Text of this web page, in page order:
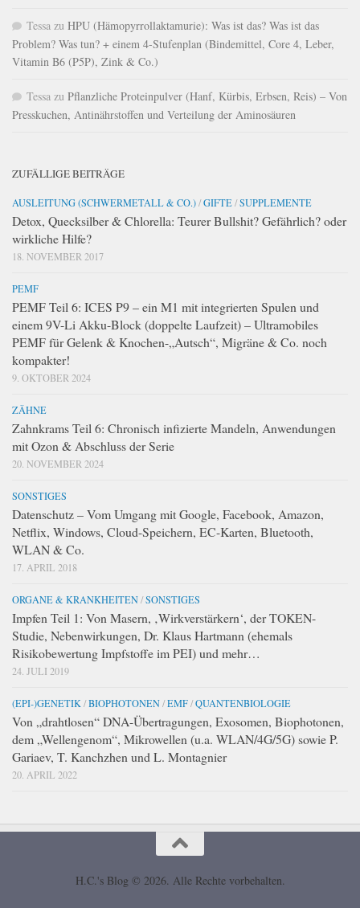
Tessa zu HPU (Hämopyrrollaktamurie): Was ist das? Was ist das
Problem? Was tun? + einem 4-Stufenplan (Bindemittel, Core 4, Leber,
Vitamin B6 (P5P), Zink & Co.)
Tessa zu Pflanzliche Proteinpulver (Hanf, Kürbis, Erbsen, Reis) – Von
Presskuchen, Antinährstoffen und Verteilung der Aminosäuren
ZUFÄLLIGE BEITRÄGE
AUSLEITUNG (SCHWERMETALL & CO.)/GIFTE/SUPPLEMENTE
Detox, Quecksilber & Chlorella: Teurer Bullshit? Gefährlich? oder
wirkliche Hilfe?
18. NOVEMBER 2017
PEMF
PEMF Teil 6: ICES P9 – ein M1 mit integrierten Spulen und
einem 9V-Li Akku-Block (doppelte Laufzeit) – Ultramobiles
PEMF für Gelenk & Knochen-„Autsch“, Migräne & Co. noch
kompakter!
9. OKTOBER 2024
ZÄHNE
Zahnkrams Teil 6: Chronisch infizierte Mandeln, Anwendungen
mit Ozon & Abschluss der Serie
20. NOVEMBER 2024
SONSTIGES
Datenschutz – Vom Umgang mit Google, Facebook, Amazon,
Netflix, Windows, Cloud-Speichern, EC-Karten, Bluetooth,
WLAN & Co.
17. APRIL 2018
ORGANE & KRANKHEITEN/SONSTIGES
Impfen Teil 1: Von Masern, ‚Wirkverstärkern‘, der TOKEN-
Studie, Nebenwirkungen, Dr. Klaus Hartmann (ehemals
Risikobewertung Impfstoffe im PEI) und mehr…
24. JULI 2019
(EPI-)GENETIK /BIOPHOTONEN/EMF/QUANTENBIOLOGIE
Von „drahtlosen“ DNA-Übertragungen, Exosomen, Biophotonen,
dem „Wellengenom“, Mikrowellen (u.a. WLAN/4G/5G) sowie P.
Gariaev, T. Kanchzhen und L. Montagnier
20. APRIL 2022
H.C.'s Blog © 2026. Alle Rechte vorbehalten.